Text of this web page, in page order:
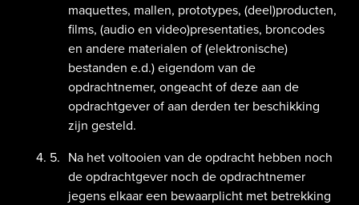
maquettes, mallen, prototypes, (deel)producten,
films, (audio en video)presentaties, broncodes
en andere materialen of (elektronische)
bestanden e.d.) eigendom van de
opdrachtnemer, ongeacht of deze aan de
opdrachtgever of aan derden ter beschikking
zijn gesteld.
Na het voltooien van de opdracht hebben noch
de opdrachtgever noch de opdrachtnemer
jegens elkaar een bewaarplicht met betrekking